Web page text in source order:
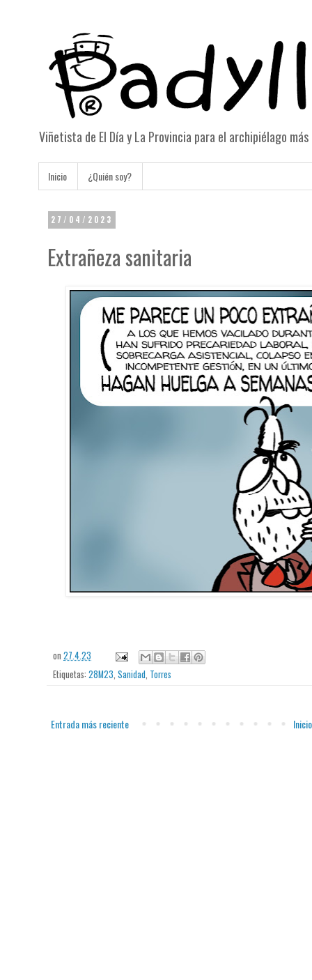
Viñetista de El Día y La Provincia para el archipiélago
Inicio ¿Quién soy?
27/04/2023
Extrañeza sanitaria
on27.4.23
Etiquetas:28M23,Sanidad, Torres
Entrada más reciente Inicio